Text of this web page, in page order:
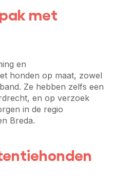
met
en
honden op maat, zowel
Ze hebben zelfs een
en op verzoek
in de regio
Breda.